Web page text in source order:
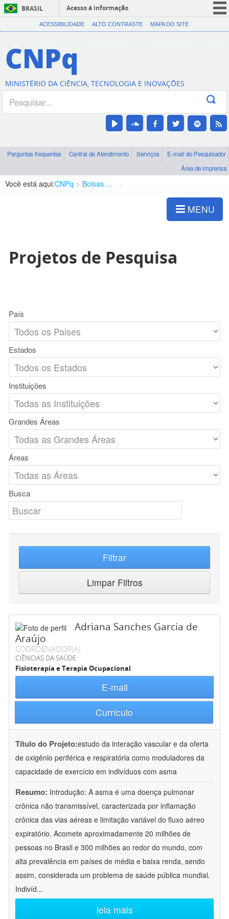
BRASIL
Acesso à informação
CORONAVÍRUS (COVID-19)
Canais
ACESSIBILIDADE ALTO CONTRASTE MAPA DO SITE
CNPq
MINISTÉRIO DA CIÊNCIA, TECNOLOGIA E INOVAÇÕES
Perguntas frequentes Central de Atendimento Serviços
E-mail do Pesquisador
Área de imprensa
Você está aqui:CNPq Bolsas e Auxílios Vigentes
MENU
Projetos de Pesquisa
País
Estados
Instituições
Grandes Áreas
Áreas
Busca
Filtrar
Limpar Filtros
Adriana Sanches Garcia de
Araújo
COORDENADOR(A)
CIÊNCIAS DA SAÚDE
Fisioterapia e Terapia Ocupacional
E-mail
Currículo
Título do Projeto:estudo da interação vascular e da oferta
de oxigênio periférica e respiratória como moduladores da
capacidade de exercício em indivíduos com asma
Resumo: Introdução: A asma é uma doença pulmonar
crônica não transmissível, caracterizada por inflamação
crônica das vias aéreas e limitação variável do fluxo aéreo
expiratório. Acomete aproximadamente 20 milhões de
pessoas no Brasil e 300 milhões ao redor do mundo, com
alta prevalência em países de média e baixa renda, sendo
assim, considerada um problema de saúde pública mundial.
Indivíd...
leia mais